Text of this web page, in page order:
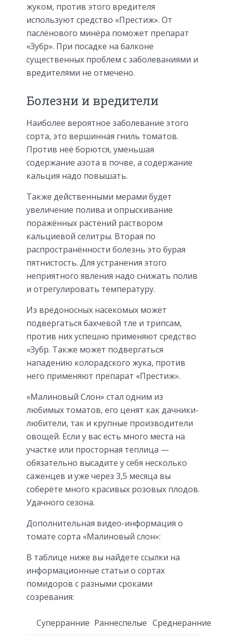
жуком, против этого вредителя
используют средство «Престиж». От
паслёнового минёра поможет препарат
«Зубр». При посадке на балконе
существенных проблем с заболеваниями и
вредителями не отмечено.
Болезни и вредители
Наиболее вероятное заболевание этого
сорта, это вершинная гниль томатов.
Против неё борются, уменьшая
содержание азота в почве, а содержание
кальция надо повышать.
Также действенными мерами будет
увеличение полива и опрыскивание
поражённых растений раствором
кальциевой селитры. Вторая по
распространённости болезнь это бурая
пятнистость. Для устранения этого
неприятного явления надо снижать полив
и отрегулировать температуру.
Из вредоносных насекомых может
подвергаться бахчевой тле и трипсам,
против них успешно применяют средство
«Зубр. Также может подвергаться
нападению колорадского жука, против
него применяют препарат «Престиж».
«Малиновый Слон» стал одним из
любимых томатов, его ценят как дачники-
любители, так и крупные производители
овощей. Если у вас есть много места на
участке или просторная теплица —
обязательно высадите у себя несколько
саженцев и уже через 3,5 месяца вы
соберёте много красивых розовых плодов.
Удачного сезона.
Дополнительная видео-информация о
томате сорта «Малиновый слон»:
В таблице ниже вы найдете ссылки на
информационные статьи о сортах
помидоров с разными сроками
созревания:
Суперранние Раннеспелые Среднеранние